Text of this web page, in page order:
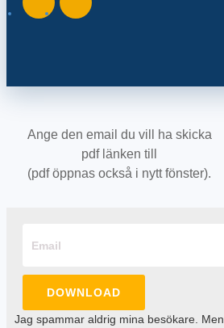
Ange den email du vill ha skicka
pdf länken till
(pdf öppnas också i nytt fönster).
DOWNLOAD
Jag spammar aldrig mina besökare. Men